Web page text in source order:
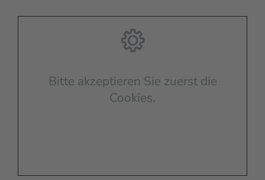
Bitte akzeptieren Sie zuerst die
Cookies.